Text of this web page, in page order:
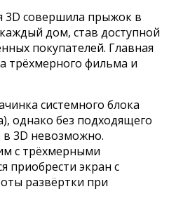
3D совершила прыжок в
дом, став доступной
покупателей. Главная
трёхмерного фильма и
системного блока
однако без подходящего
3D невозможно.
с трёхмерными
приобрести экран с
развёртки при